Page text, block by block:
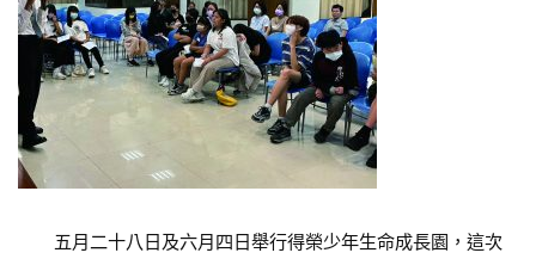
五月二十八日及六月四日舉行得榮少年生命成長園，這次